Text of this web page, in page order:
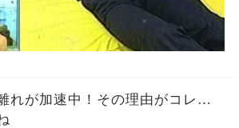
れが加速中！その理由がコレ…